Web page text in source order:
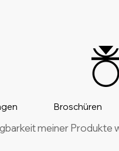
Broschüren
meiner Produkte